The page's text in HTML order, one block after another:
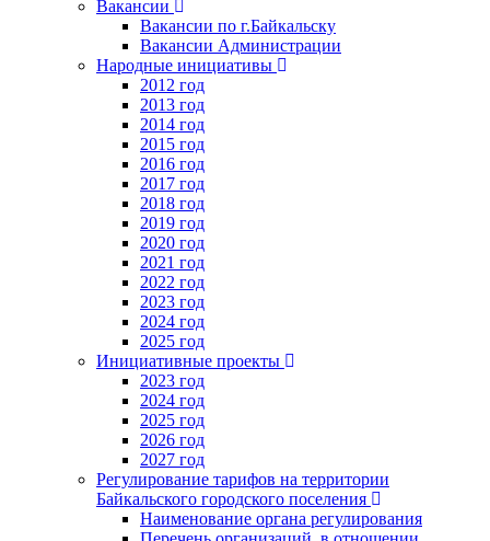
Вакансии
Вакансии по г.Байкальску
Вакансии Администрации
Народные инициативы
2012 год
2013 год
2014 год
2015 год
2016 год
2017 год
2018 год
2019 год
2020 год
2021 год
2022 год
2023 год
2024 год
2025 год
Инициативные проекты
2023 год
2024 год
2025 год
2026 год
2027 год
Регулирование тарифов на территории
Байкальского городского поселения
Наименование органа регулирования